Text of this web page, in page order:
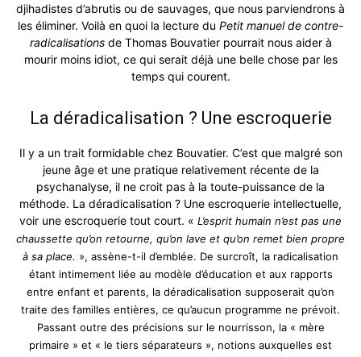
djihadistes d’abrutis ou de sauvages, que nous parviendrons à
les éliminer. Voilà en quoi la lecture du Petit manuel de contre-
radicalisationsde Thomas Bouvatier pourrait nous aider à
mourir moins idiot, ce qui serait déjà une belle chose par les
temps qui courent.
La déradicalisation ? Une escroquerie
Il y a un trait formidable chez Bouvatier. C’est que malgré son
jeune âge et une pratique relativement récente de la
psychanalyse, il ne croit pas à la toute-puissance de la
méthode. La déradicalisation ? Une escroquerie intellectuelle,
voir une escroquerie tout court. « L’esprit humain n’est pas une
chaussette qu’on retourne, qu’on lave et qu’on remet bien propre
à sa place. », assène-t-il d’emblée. De surcroît, la radicalisation
étant intimement liée au modèle d’éducation et aux rapports
entre enfant et parents, la déradicalisation supposerait qu’on
traite des familles entières, ce qu’aucun programme ne prévoit.
Passant outre des précisions sur le nourrisson, la « mère
primaire » et « le tiers séparateurs », notions auxquelles est